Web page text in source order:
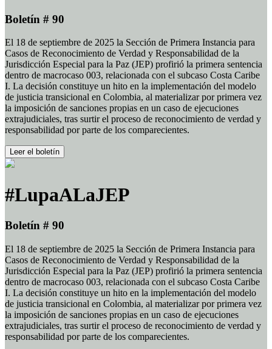
Boletín # 90
El 18 de septiembre de 2025 la Sección de Primera Instancia para
Casos de Reconocimiento de Verdad y Responsabilidad de la
Jurisdicción Especial para la Paz (JEP) profirió la primera sentencia
dentro de macrocaso 003, relacionada con el subcaso Costa Caribe
I. La decisión constituye un hito en la implementación del modelo
de justicia transicional en Colombia, al materializar por primera vez
la imposición de sanciones propias en un caso de ejecuciones
extrajudiciales, tras surtir el proceso de reconocimiento de verdad y
responsabilidad por parte de los comparecientes.
Leer el boletín
#LupaALaJEP
Boletín # 90
El 18 de septiembre de 2025 la Sección de Primera Instancia para
Casos de Reconocimiento de Verdad y Responsabilidad de la
Jurisdicción Especial para la Paz (JEP) profirió la primera sentencia
dentro de macrocaso 003, relacionada con el subcaso Costa Caribe
I. La decisión constituye un hito en la implementación del modelo
de justicia transicional en Colombia, al materializar por primera vez
la imposición de sanciones propias en un caso de ejecuciones
extrajudiciales, tras surtir el proceso de reconocimiento de verdad y
responsabilidad por parte de los comparecientes.